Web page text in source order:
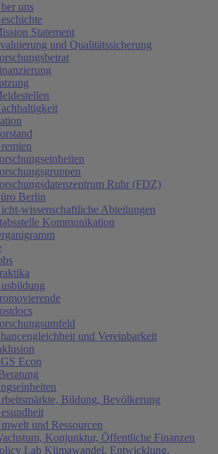
uns
Statement
und Qualitätssicherung
Ruhr (FDZ)
Berlin
wissenschaftliche Abteilungen
Kommunikation
und Vereinbarkeit
Econ
Bildung, Bevölkerung
und Ressourcen
Konjunktur, Öffentliche Finanzen
Lab Klimawandel, Entwicklung,